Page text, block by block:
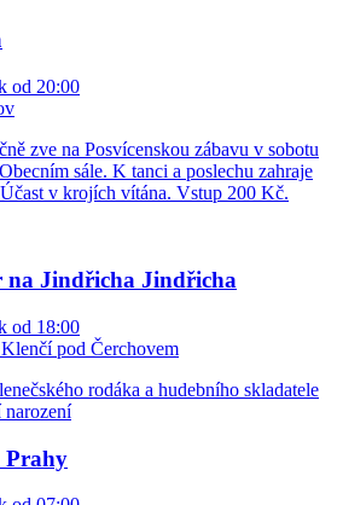
od 20:00
zve na Posvícenskou zábavu v sobotu
sále. K tanci a poslechu zahraje
v krojích vítána. Vstup 200 Kč.
na Jindřicha Jindřicha
od 18:00
pod Čerchovem
rodáka a hudebního skladatele
Prahy